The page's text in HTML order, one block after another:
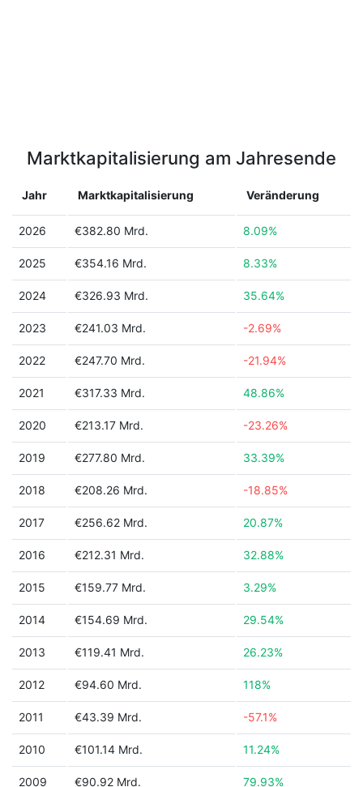
Marktkapitalisierung am Jahresende
Jahr Marktkapitalisierung Veränderung
2026 €382.80 Mrd. 8.09%
2025 €354.16 Mrd. 8.33%
2024 €326.93 Mrd. 35.64%
2023 €241.03 Mrd. -2.69%
2022 €247.70 Mrd. -21.94%
2021 €317.33 Mrd. 48.86%
2020 €213.17 Mrd. -23.26%
2019 €277.80 Mrd. 33.39%
2018 €208.26 Mrd. -18.85%
2017 €256.62 Mrd. 20.87%
2016 €212.31 Mrd. 32.88%
2015 €159.77 Mrd. 3.29%
2014 €154.69 Mrd. 29.54%
2013 €119.41 Mrd. 26.23%
2012 €94.60 Mrd. 118%
2011 €43.39 Mrd. -57.1%
2010 €101.14 Mrd. 11.24%
2009 €90.92 Mrd. 79.93%